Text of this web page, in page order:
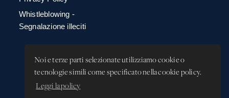
Noi e terze parti selezionate utilizziamo cookie o
tecnologie simili come specificato nella cookie policy.
Leggi la policy
Whistleblowing -
Segnalazione illeciti